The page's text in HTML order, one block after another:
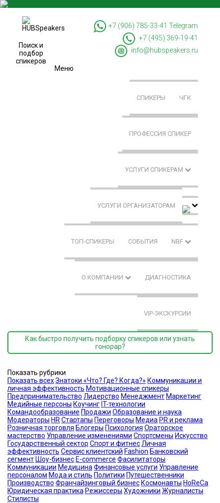
Поиск и
подбор
спикеров
+7 (906) 785-33-41 Telegram
+7 (495) 369-19-41
info@hubspeakers.ru
Меню
СПИКЕРЫ ЧГК
ПРОФЕССИЯ СПИКЕР
УСЛУГИ СПИКЕРАМ
УСЛУГИ ОРГАНИЗАТОРАМ
ТОП-СПИКЕРЫ СОБЫТИЯ NBF
О КОМПАНИИ ДИАГНОСТИКА
VIP-ЭКСКУРСИИ
Как быстро получить подборку спикеров или узнать
гонорар?
Показать рубрики
Показать всехЗнатоки «Что? Где? Когда?» Коммуникации и
личная эффективность Мотивационные спикеры
Предпринимательство Лидерство Менеджмент Маркетинг
Медийные персоны Коучинг IT-технологии
Командообразование Продажи Образование и наука
Модераторы HR Стартапы Переговоры Медиа PR и реклама
Розничная торговля Блогеры Психология Ораторское
мастерство Управление изменениями Спортсмены Искусство
Государственный сектор Спорт и фитнес Личная
эффективность Сервис клиентский Fashion Банковский
сегмент Шоу-бизнес E-commerce Фасилитаторы
Коммуникации Медицина Финансовые услуги Управление
персоналом Мода и стиль Политики Путешественники
Производство Франчайзинговый бизнес Космонавты HoReCa
Юридическая практика Режиссеры Художники Журналисты
Стилисты